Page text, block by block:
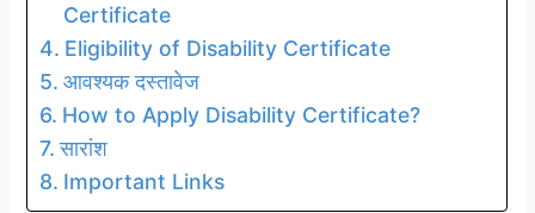
Certificate
Eligibility of Disability Certificate
आवश्यक दस्तावेज
How to Apply Disability Certificate?
सारांश
Important Links